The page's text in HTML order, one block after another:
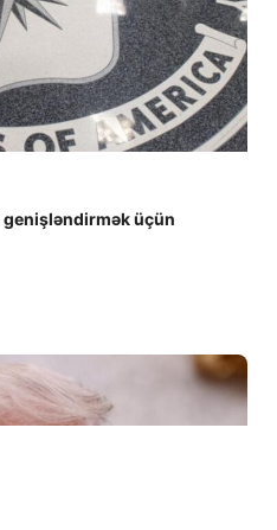
genişləndirmək üçün